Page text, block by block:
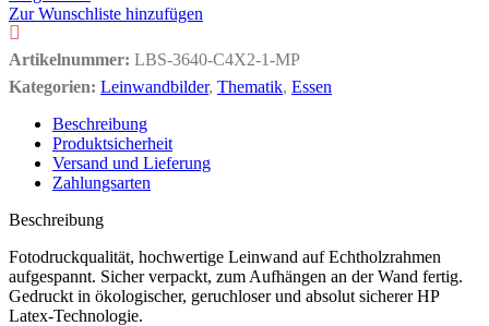
Zur Wunschliste hinzufügen
Artikelnummer: LBS-3640-C4X2-1-MP
Kategorien: Leinwandbilder, Thematik, Essen
Beschreibung
Produktsicherheit
Versand und Lieferung
Zahlungsarten
Beschreibung
Fotodruckqualität, hochwertige Leinwand auf Echtholzrahmen
aufgespannt. Sicher verpackt, zum Aufhängen an der Wand fertig.
Gedruckt in ökologischer, geruchloser und absolut sicherer HP
Latex-Technologie.